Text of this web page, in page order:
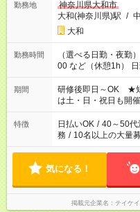
勤務地
神奈川県大和市
大和(神奈川県)駅 /
大和
勤務時間
（選べる日勤・夜勤
00 など（休憩1h） 日勤のお仕事もございます！お気軽にご相談
ください！
期間
研修後即日～OK ★
は土・日・祝日も開
特徴 日払いOK / 40～50代
務 / 10名以上の大量
気になる！
掲載元企業名 テイケ